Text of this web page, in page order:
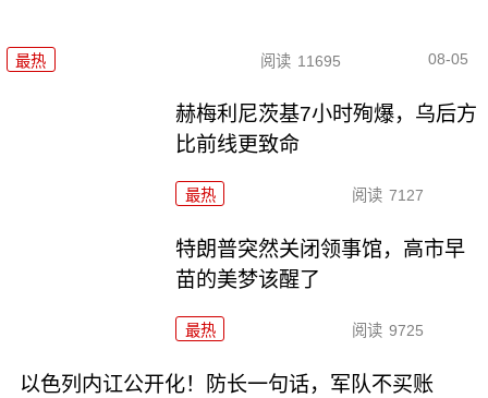
最热 阅读 11695 08-05
赫梅利尼茨基7小时殉爆，乌后方
比前线更致命
最热 阅读 7127
特朗普突然关闭领事馆，高市早
苗的美梦该醒了
最热 阅读 9725
以色列内讧公开化！防长一句话，军队不买账